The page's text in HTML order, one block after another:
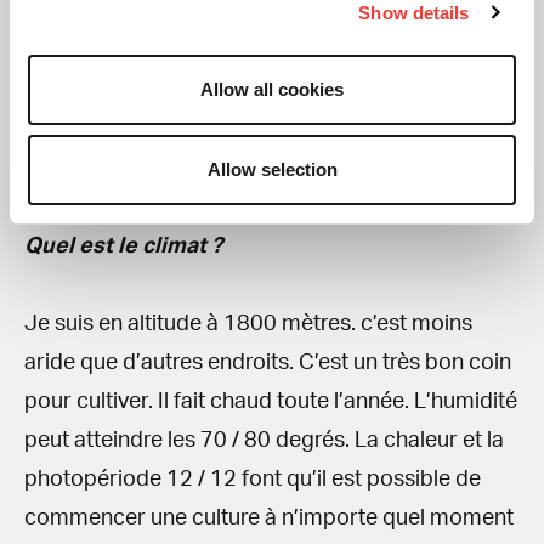
Show details
Allow all cookies
Allow selection
En ce moment, non mais j’ai cultivé beaucoup de
salades, haricots…etc. Je créé aussi mes propres
variétés. J’aime bien cultiver mon cannabis au
milieu d’un potager, toujours en organique bien
Quel est le climat ?
Je suis en altitude à 1800 mètres. c’est moins
aride que d’autres endroits. C’est un très bon coin
pour cultiver. Il fait chaud toute l’année. L’humidité
peut atteindre les 70 / 80 degrés. La chaleur et la
photopériode 12 / 12 font qu’il est possible de
commencer une culture à n’importe quel moment